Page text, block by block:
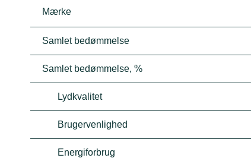
Mærke
Samlet bedømmelse
Samlet bedømmelse, %
Lydkvalitet
Brugervenlighed
Energiforbrug